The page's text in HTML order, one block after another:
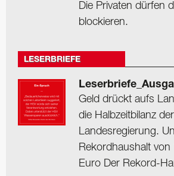
Die Privaten dürfen
blockieren.
LESERBRIEFE
Geld drückt aufs
die Halbzeitbilanz der
Landesregierung.
Rekordhaushalt von
Euro Der Rekord-